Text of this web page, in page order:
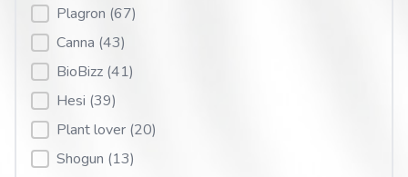
Plagron (67)
Canna (43)
BioBizz (41)
Hesi (39)
Plant lover (20)
Shogun (13)